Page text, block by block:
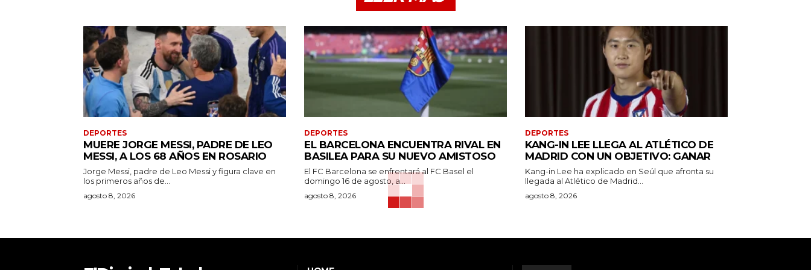
DEPORTES
MUERE JORGE MESSI, PADRE DE LEO
MESSI, A LOS 68 AÑOS EN ROSARIO
Jorge Messi, padre de Leo Messi y figura clave en
los primeros años de...
agosto 8, 2026
DEPORTES
EL BARCELONA ENCUENTRA RIVAL EN
BASILEA PARA SU NUEVO AMISTOSO
El FC Barcelona se enfrentará al FC Basel el
domingo 16 de agosto, a...
agosto 8, 2026
DEPORTES
KANG-IN LEE LLEGA AL ATLÉTICO DE
MADRID CON UN OBJETIVO: GANAR
Kang-in Lee ha explicado en Seúl que afronta su
llegada al Atlético de Madrid...
agosto 8, 2026